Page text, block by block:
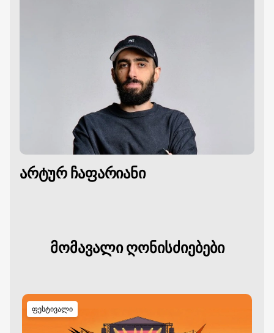
არტურ ჩაფარიანი
მომავალი ღონისძიებები
ფესტივალი